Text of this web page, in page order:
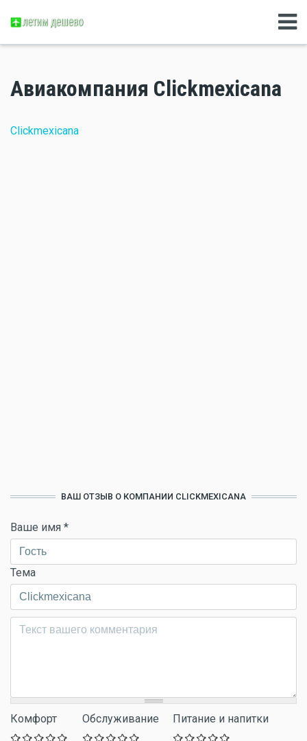
Авиакомпания Clickmexicana
Clickmexicana
ВАШ ОТЗЫВ О КОМПАНИИ CLICKMEXICANA
Ваше имя *
Тема
Комментарий*
Комфорт Обслуживание Питание и напитки